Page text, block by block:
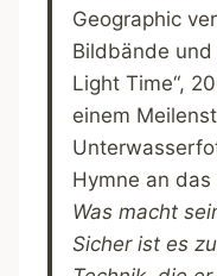
Geographic
Bildbände und
Light Time“,
einem
Hymne an das
Was macht
Sicher ist es